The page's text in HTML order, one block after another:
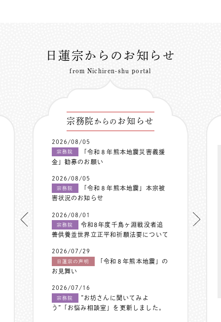
日蓮宗からのお知らせ
from Nichiren-shu portal
宗務院 からの お知らせ
2026/08/05
宗務院
「令和８年熊本地震災害義援
金」勧募のお願い
2026/08/05
宗務院
「令和８年熊本地震」本宗被
害状況のお知らせ
2026/08/01
宗務院
令和8年度千鳥ヶ淵戦没者追
善供養並世界立正平和祈願法要について
2026/07/29
日蓮宗の声明
「令和８年熊本地震」の
お見舞い
2026/07/16
宗務院
”お坊さんに聞いてみよ
う”「お悩み相談室」を更新しました。